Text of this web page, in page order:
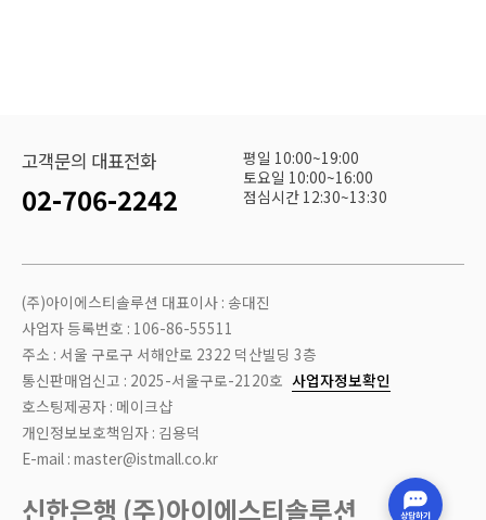
고객문의 대표전화
02-706-2242
평일 10:00~19:00
토요일 10:00~16:00
점심시간 12:30~13:30
(주)아이에스티솔루션 대표이사 : 송대진
사업자 등록번호 : 106-86-55511
주소 : 서울 구로구 서해안로 2322 덕산빌딩 3층
통신판매업신고 : 2025-서울구로-2120호 사업자정보확인
호스팅제공자 : 메이크샵
개인정보보호책임자 : 김용덕
E-mail : master@istmall.co.kr
신한은행 (주)아이에스티솔루션